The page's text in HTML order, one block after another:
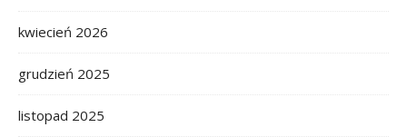
kwiecień 2026
grudzień 2025
listopad 2025